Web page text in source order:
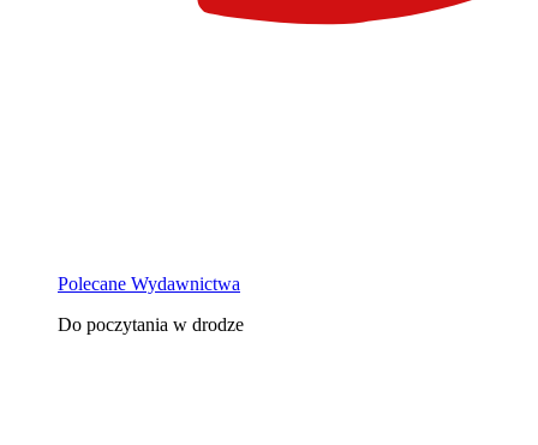
Polecane Wydawnictwa
Do poczytania w drodze